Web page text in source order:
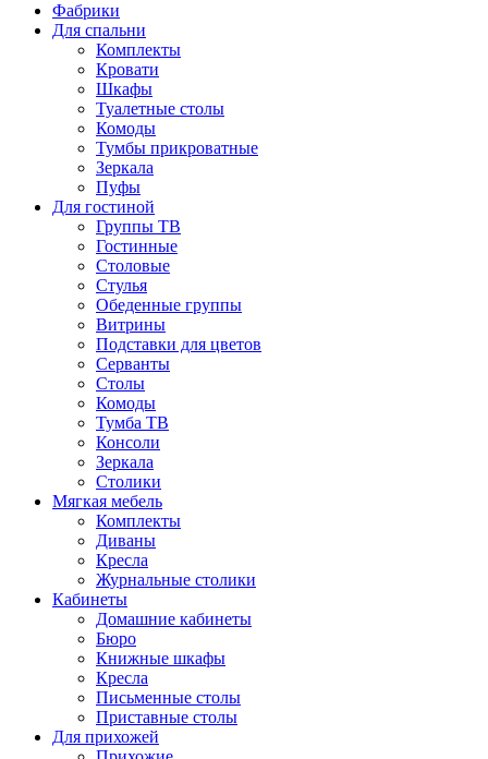
Фабрики
Для спальни
Комплекты
Кровати
Шкафы
Туалетные столы
Комоды
Тумбы прикроватные
Зеркала
Пуфы
Для гостиной
Группы ТВ
Гостинные
Столовые
Стулья
Обеденные группы
Витрины
Подставки для цветов
Серванты
Столы
Комоды
Тумба ТВ
Консоли
Зеркала
Столики
Мягкая мебель
Комплекты
Диваны
Кресла
Журнальные столики
Кабинеты
Домашние кабинеты
Бюро
Книжные шкафы
Кресла
Письменные столы
Приставные столы
Для прихожей